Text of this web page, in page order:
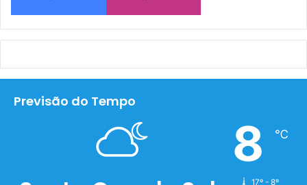
Previsão do Tempo
8 ℃
17º - 8º